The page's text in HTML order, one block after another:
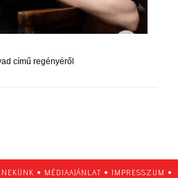
című regényéről
• MÉDIAAJÁNLAT • IMPRESSZUM •